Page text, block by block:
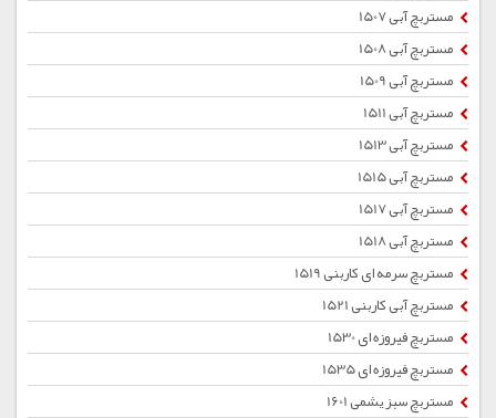
مستربچ آبی 1507
مستربچ آبی 1508
مستربچ آبی 1509
مستربچ آبی 1511
مستربچ آبی 1513
مستربچ آبی 1515
مستربچ آبی 1517
مستربچ آبی 1518
مستربچ سرمه ای کاربنی 1519
مستربچ آبی کاربنی 1521
مستربچ فیروزه ای 1530
مستربچ فیروزه ای 1535
مستربچ سبز یشمی 1601